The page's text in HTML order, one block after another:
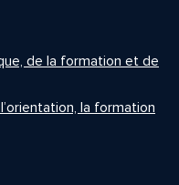
de la formation et de
la formation